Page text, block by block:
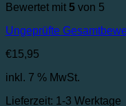
Bewertet mit 5 von 5
Ungeprüfte
€15,95
inkl. 7 % MwSt.
Lieferzeit: 1-3 Werktage